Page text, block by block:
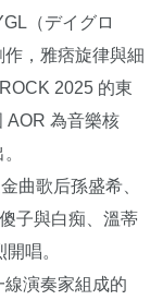
（デイグロ
，雅痞旋律與細
2025 的東
AOR 為音樂核
曲歌后孫盛希、
子與白痴、溫蒂
唱。
演奏家組成的